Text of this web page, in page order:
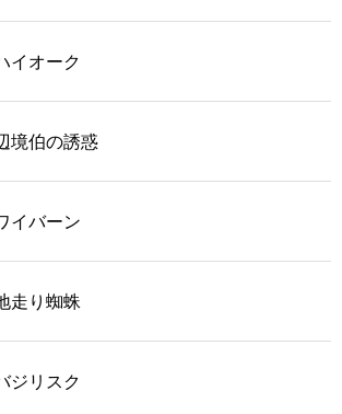
オーク
境伯の誘惑
イバーン
走り蜘蛛
リスク